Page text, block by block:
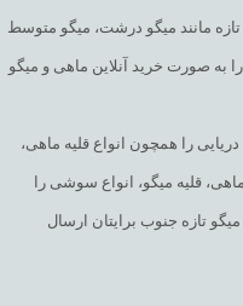
تازه مانند میگو درشت، میگو متوسط
به صورت خرید آنلاین ماهی و میگو
را همچون انواع قلیه ماهی،
قلیه میگو، انواع سوشی را
تازه جنوب برایتان ارسال